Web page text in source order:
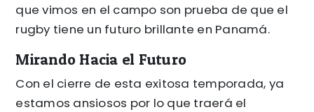
que vimos en el campo son prueba de que el
rugby tiene un futuro brillante en Panamá.
Mirando Hacia el Futuro
Con el cierre de esta exitosa temporada, ya
estamos ansiosos por lo que traerá el